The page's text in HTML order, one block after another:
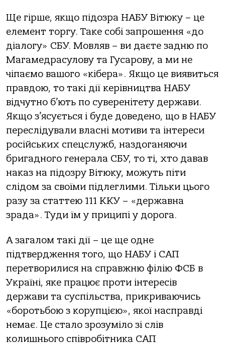
Ще гірше, якщо підозра НАБУ Вітюку – це
елемент торгу. Таке собі запрошення «до
діалогу» СБУ. Мовляв – ви даєте задню по
Магамедрасулову та Гусарову, а ми не
чіпаємо вашого «кібера». Якщо це виявиться
правдою, то такі дії керівництва НАБУ
відчутно б’ють по суверенітету держави.
Якщо з’ясується і буде доведено, що в НАБУ
переслідували власні мотиви та інтереси
російських спецслужб, наздоганяючи
бригадного генерала СБУ, то ті, хто давав
наказ на підозру Вітюку, можуть піти
слідом за своїми підлеглими. Тільки цього
разу за статтею 111 ККУ – «державна
зрада». Туди їм у приципі у дорога.
А загалом такі дії – це ще одне
підтвердження того, що НАБУ і САП
перетворилися на справжню філію ФСБ в
Україні, яке працює проти інтересів
держави та суспільства, прикриваючись
«боротьбою з корупцією», якої насправді
немає. Це стало зрозуміло зі слів
колишнього співробітника САП